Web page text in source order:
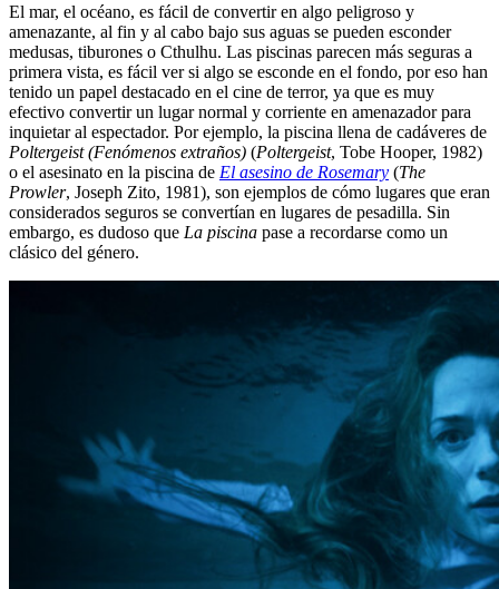
El mar, el océano, es fácil de convertir en algo peligroso y
amenazante, al fin y al cabo bajo sus aguas se pueden esconder
medusas, tiburones o Cthulhu. Las piscinas parecen más seguras a
primera vista, es fácil ver si algo se esconde en el fondo, por eso han
tenido un papel destacado en el cine de terror, ya que es muy
efectivo convertir un lugar normal y corriente en amenazador para
inquietar al espectador. Por ejemplo, la piscina llena de cadáveres de
Poltergeist (Fenómenos extraños) (Poltergeist, Tobe Hooper, 1982)
o el asesinato en la piscina de El asesino de Rosemary (The
Prowler, Joseph Zito, 1981), son ejemplos de cómo lugares que eran
considerados seguros se convertían en lugares de pesadilla. Sin
embargo, es dudoso que La piscina pase a recordarse como un
clásico del género.